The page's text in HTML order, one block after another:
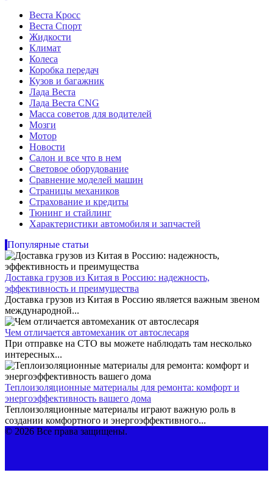
Веста Кросс
Веста Спорт
Жидкости
Климат
Колеса
Коробка передач
Кузов и багажник
Лада Веста
Лада Веста CNG
Масса советов для водителей
Мозги
Мотор
Новости
Салон и все что в нем
Световое оборудование
Сравнение моделей машин
Страницы механиков
Страхование и кредиты
Тюнинг и стайлинг
Характеристики автомобиля и запчастей
Популярные статьи
Доставка грузов из Китая в Россию: надежность,
эффективность и преимущества
Доставка грузов из Китая в Россию является важным звеном
международной...
Чем отличается автомеханик от автослесаря
При отправке на СТО вы можете наблюдать там несколько
интересных...
Теплоизоляционные материалы для ремонта: комфорт и
энергоэффективность вашего дома
Теплоизоляционные материалы играют важную роль в
создании комфортного и энергоэффективного...
© 2026 Все права защищены.